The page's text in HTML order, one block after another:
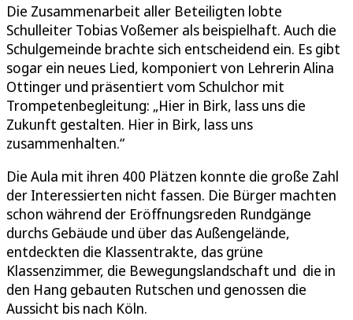
Die Zusammenarbeit aller Beteiligten lobte
Schulleiter Tobias Voßemer als beispielhaft. Auch die
Schulgemeinde brachte sich entscheidend ein. Es gibt
sogar ein neues Lied, komponiert von Lehrerin Alina
Ottinger und präsentiert vom Schulchor mit
Trompetenbegleitung: „Hier in Birk, lass uns die
Zukunft gestalten. Hier in Birk, lass uns
zusammenhalten.“
Die Aula mit ihren 400 Plätzen konnte die große Zahl
der Interessierten nicht fassen. Die Bürger machten
schon während der Eröffnungsreden Rundgänge
durchs Gebäude und über das Außengelände,
entdeckten die Klassentrakte, das grüne
Klassenzimmer, die Bewegungslandschaft und die in
den Hang gebauten Rutschen und genossen die
Aussicht bis nach Köln.